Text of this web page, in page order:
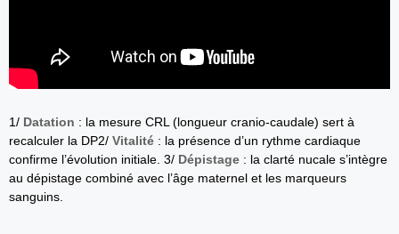
1/ Datation : la mesure CRL (longueur cranio‑caudale) sert à
recalculer la DP2/ Vitalité : la présence d’un rythme cardiaque
confirme l’évolution initiale. 3/ Dépistage : la clarté nucale s’intègre
au dépistage combiné avec l’âge maternel et les marqueurs
sanguins.